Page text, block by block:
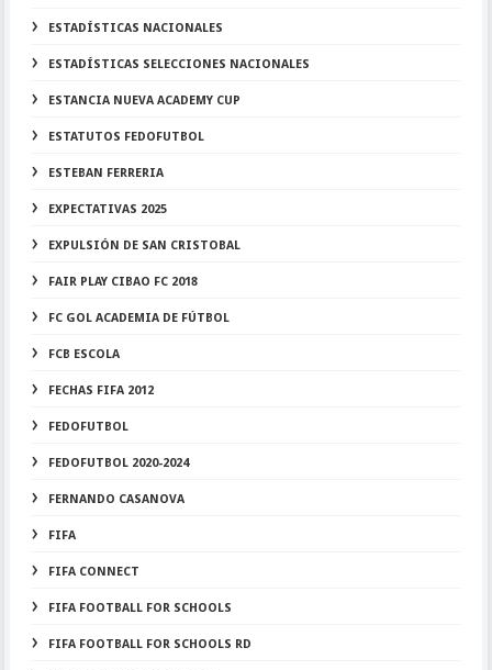
ESTADÍSTICAS NACIONALES
ESTADÍSTICAS SELECCIONES NACIONALES
ESTANCIA NUEVA ACADEMY CUP
ESTATUTOS FEDOFUTBOL
ESTEBAN FERRERIA
EXPECTATIVAS 2025
EXPULSIÓN DE SAN CRISTOBAL
FAIR PLAY CIBAO FC 2018
FC GOL ACADEMIA DE FÚTBOL
FCB ESCOLA
FECHAS FIFA 2012
FEDOFUTBOL
FEDOFUTBOL 2020-2024
FERNANDO CASANOVA
FIFA
FIFA CONNECT
FIFA FOOTBALL FOR SCHOOLS
FIFA FOOTBALL FOR SCHOOLS RD